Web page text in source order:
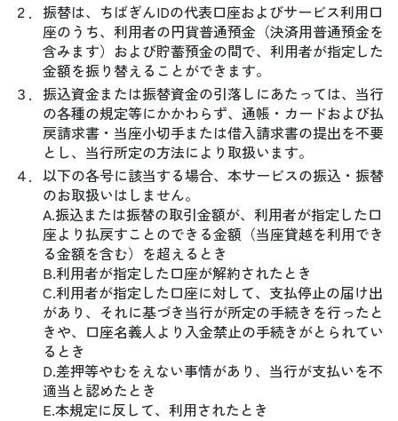
２． 振替は、ちばぎんIDの代表口座およびサービス利用口
座のうち、利用者の円貨普通預金（決済用普通預金を
含みます）および貯蓄預金の間で、利用者が指定した
金額を振り替えることができます。
３． 振込資金または振替資金の引落しにあたっては、当行
の各種の規定等にかかわらず、通帳・カードおよび払
戻請求書・当座小切手または借入請求書の提出を不要
とし、当行所定の方法により取扱います。
４． 以下の各号に該当する場合、本サービスの振込・振替
のお取扱いはしません。
A.振込または振替の取引金額が、利用者が指定した口
座より払戻すことのできる金額（当座貸越を利用でき
る金額を含む）を超えるとき
B.利用者が指定した口座が解約されたとき
C.利用者が指定した口座に対して、支払停止の届け出
があり、それに基づき当行が所定の手続きを行ったと
きや、口座名義人より入金禁止の手続きがとられてい
るとき
D.差押等やむをえない事情があり、当行が支払いを不
適当と認めたとき
E.本規定に反して、利用されたとき